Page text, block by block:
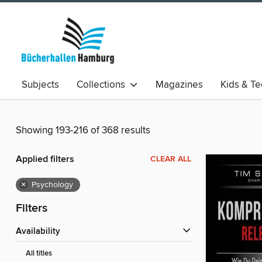
Subjects Collections Magazines Kids &
Showing 193-216 of 368 results
Applied filters CLEAR ALL
× Psychology
Filters
Availability
All titles